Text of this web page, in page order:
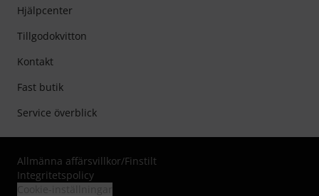
Hjälpcenter
Tillgodokvitton
Kontakt
Fast butik
Service överblick
Allmänna affärsvillkor/Finstilt
Integritetspolicy